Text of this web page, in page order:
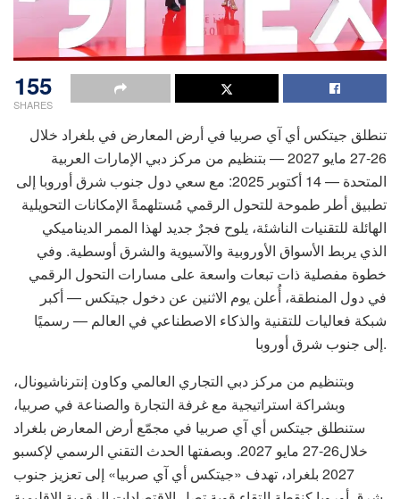
155
SHARES
26-27 مايو 2027 — بتنظيم من مركز دبي الإمارات العربية
المتحدة — 14 أكتوبر 2025: مع سعي دول جنوب شرق أوروبا إلى
تطبيق أطر طموحة للتحول الرقمي مُستلهمةً الإمكانات التحويلية
الهائلة للتقنيات الناشئة، يلوح فجرٌ جديد لهذا الممر الديناميكي
الذي يربط الأسواق الأوروبية والآسيوية والشرق أوسطية. وفي
خطوة مفصلية ذات تبعات واسعة على مسارات التحول الرقمي
في دول المنطقة، أُعلن يوم الاثنين عن دخول جيتكس — أكبر
شبكة فعاليات للتقنية والذكاء الاصطناعي في العالم — رسميًا
إلى جنوب شرق أوروبا.
وبتنظيم من مركز دبي التجاري العالمي وكاون إنترناشيونال،
وبشراكة استراتيجية مع غرفة التجارة والصناعة في صربيا،
ستنطلق جيتكس أي آي صربيا في مجمّع أرض المعارض بلغراد
خلال26-27 مايو 2027. وبصفتها الحدث التقني الرسمي لإكسبو
2027 بلغراد، تهدف «جيتكس أي آي صربيا» إلى تعزيز جنوب